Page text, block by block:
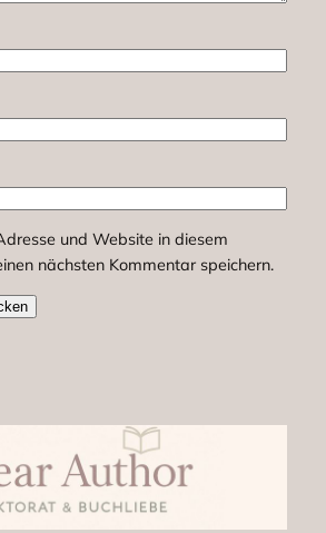
und Website in diesem
nächsten Kommentar speichern.